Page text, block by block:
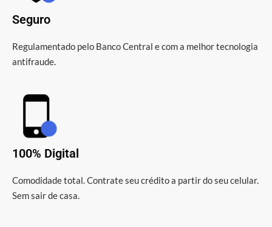
Seguro
Regulamentado pelo Banco Central e com a melhor tecnologia
antifraude.
100% Digital
Comodidade total. Contrate seu crédito a partir do seu celular.
Sem sair de casa.